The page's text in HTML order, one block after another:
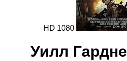
HD 1080
Уилл